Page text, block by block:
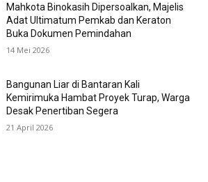
Mahkota Binokasih Dipersoalkan, Majelis
Adat Ultimatum Pemkab dan Keraton
Buka Dokumen Pemindahan
14 Mei 2026
Bangunan Liar di Bantaran Kali
Kemirimuka Hambat Proyek Turap, Warga
Desak Penertiban Segera
21 April 2026